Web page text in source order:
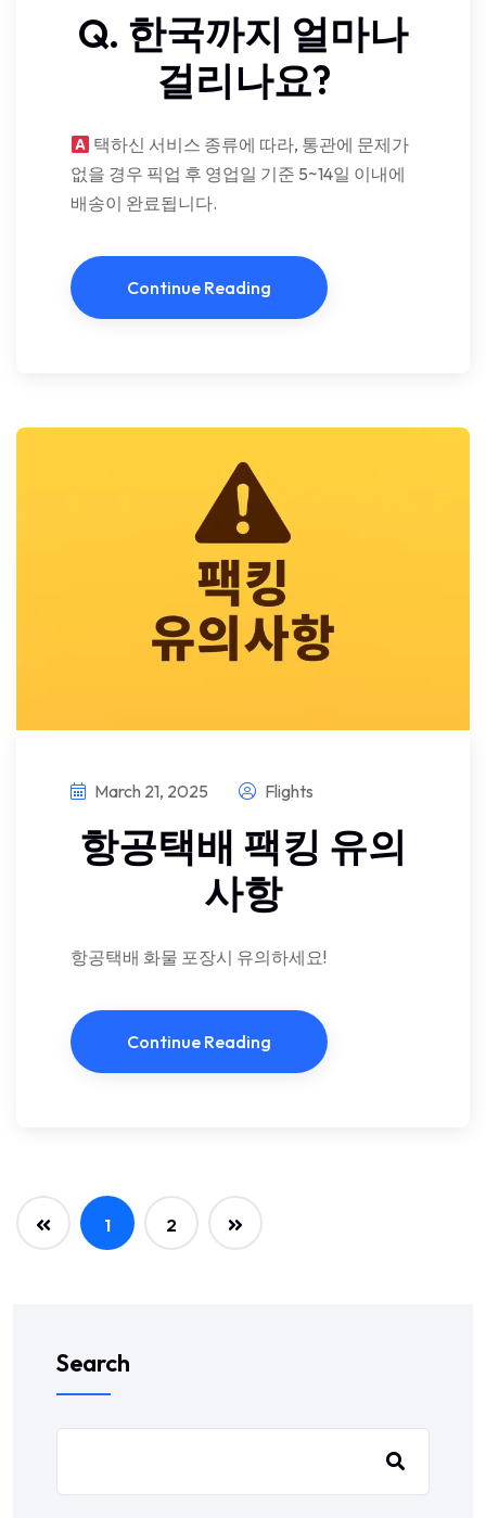
Q. 한국까지 얼마나
걸리나요?
택하신 서비스 종류에 따라, 통관에 문제가
없을 경우 픽업 후 영업일 기준 5~14일 이내에
배송이 완료됩니다.
Continue Reading
March 21, 2025 Flights
항공택배 팩킹 유의
사항
항공택배 화물 포장시 유의하세요!
Continue Reading
1 2
Search